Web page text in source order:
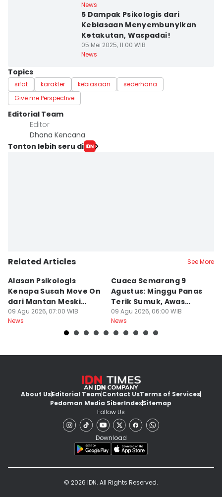
News
5 Dampak Psikologis dari
Kebiasaan Menyembunyikan
Ketakutan, Waspadai!
05 Mei 2025, 11:00 WIB
News
Topics
sifat karakter kebiasaan
sederhana
Give me Perspective
Editorial Team
Editor
Dhana Kencana
Tonton lebih seru di
Related Articles See More
Alasan Psikologis
Kenapa Susah Move On
dari Mantan Meski
Sudah Disakiti!
09 Agu 2026, 07:00 WIB
News
Cuaca Semarang 9
Agustus: Minggu Panas
Terik Sumuk, Awas
Malam Dingin Bediding!
09 Agu 2026, 06:00 WIB
News
About UsEditorial TeamContact UsTerms of Services
Pedoman Media SiberIndexSitemap
Follow Us
Download
© 2026 IDN. All Rights Reserved.